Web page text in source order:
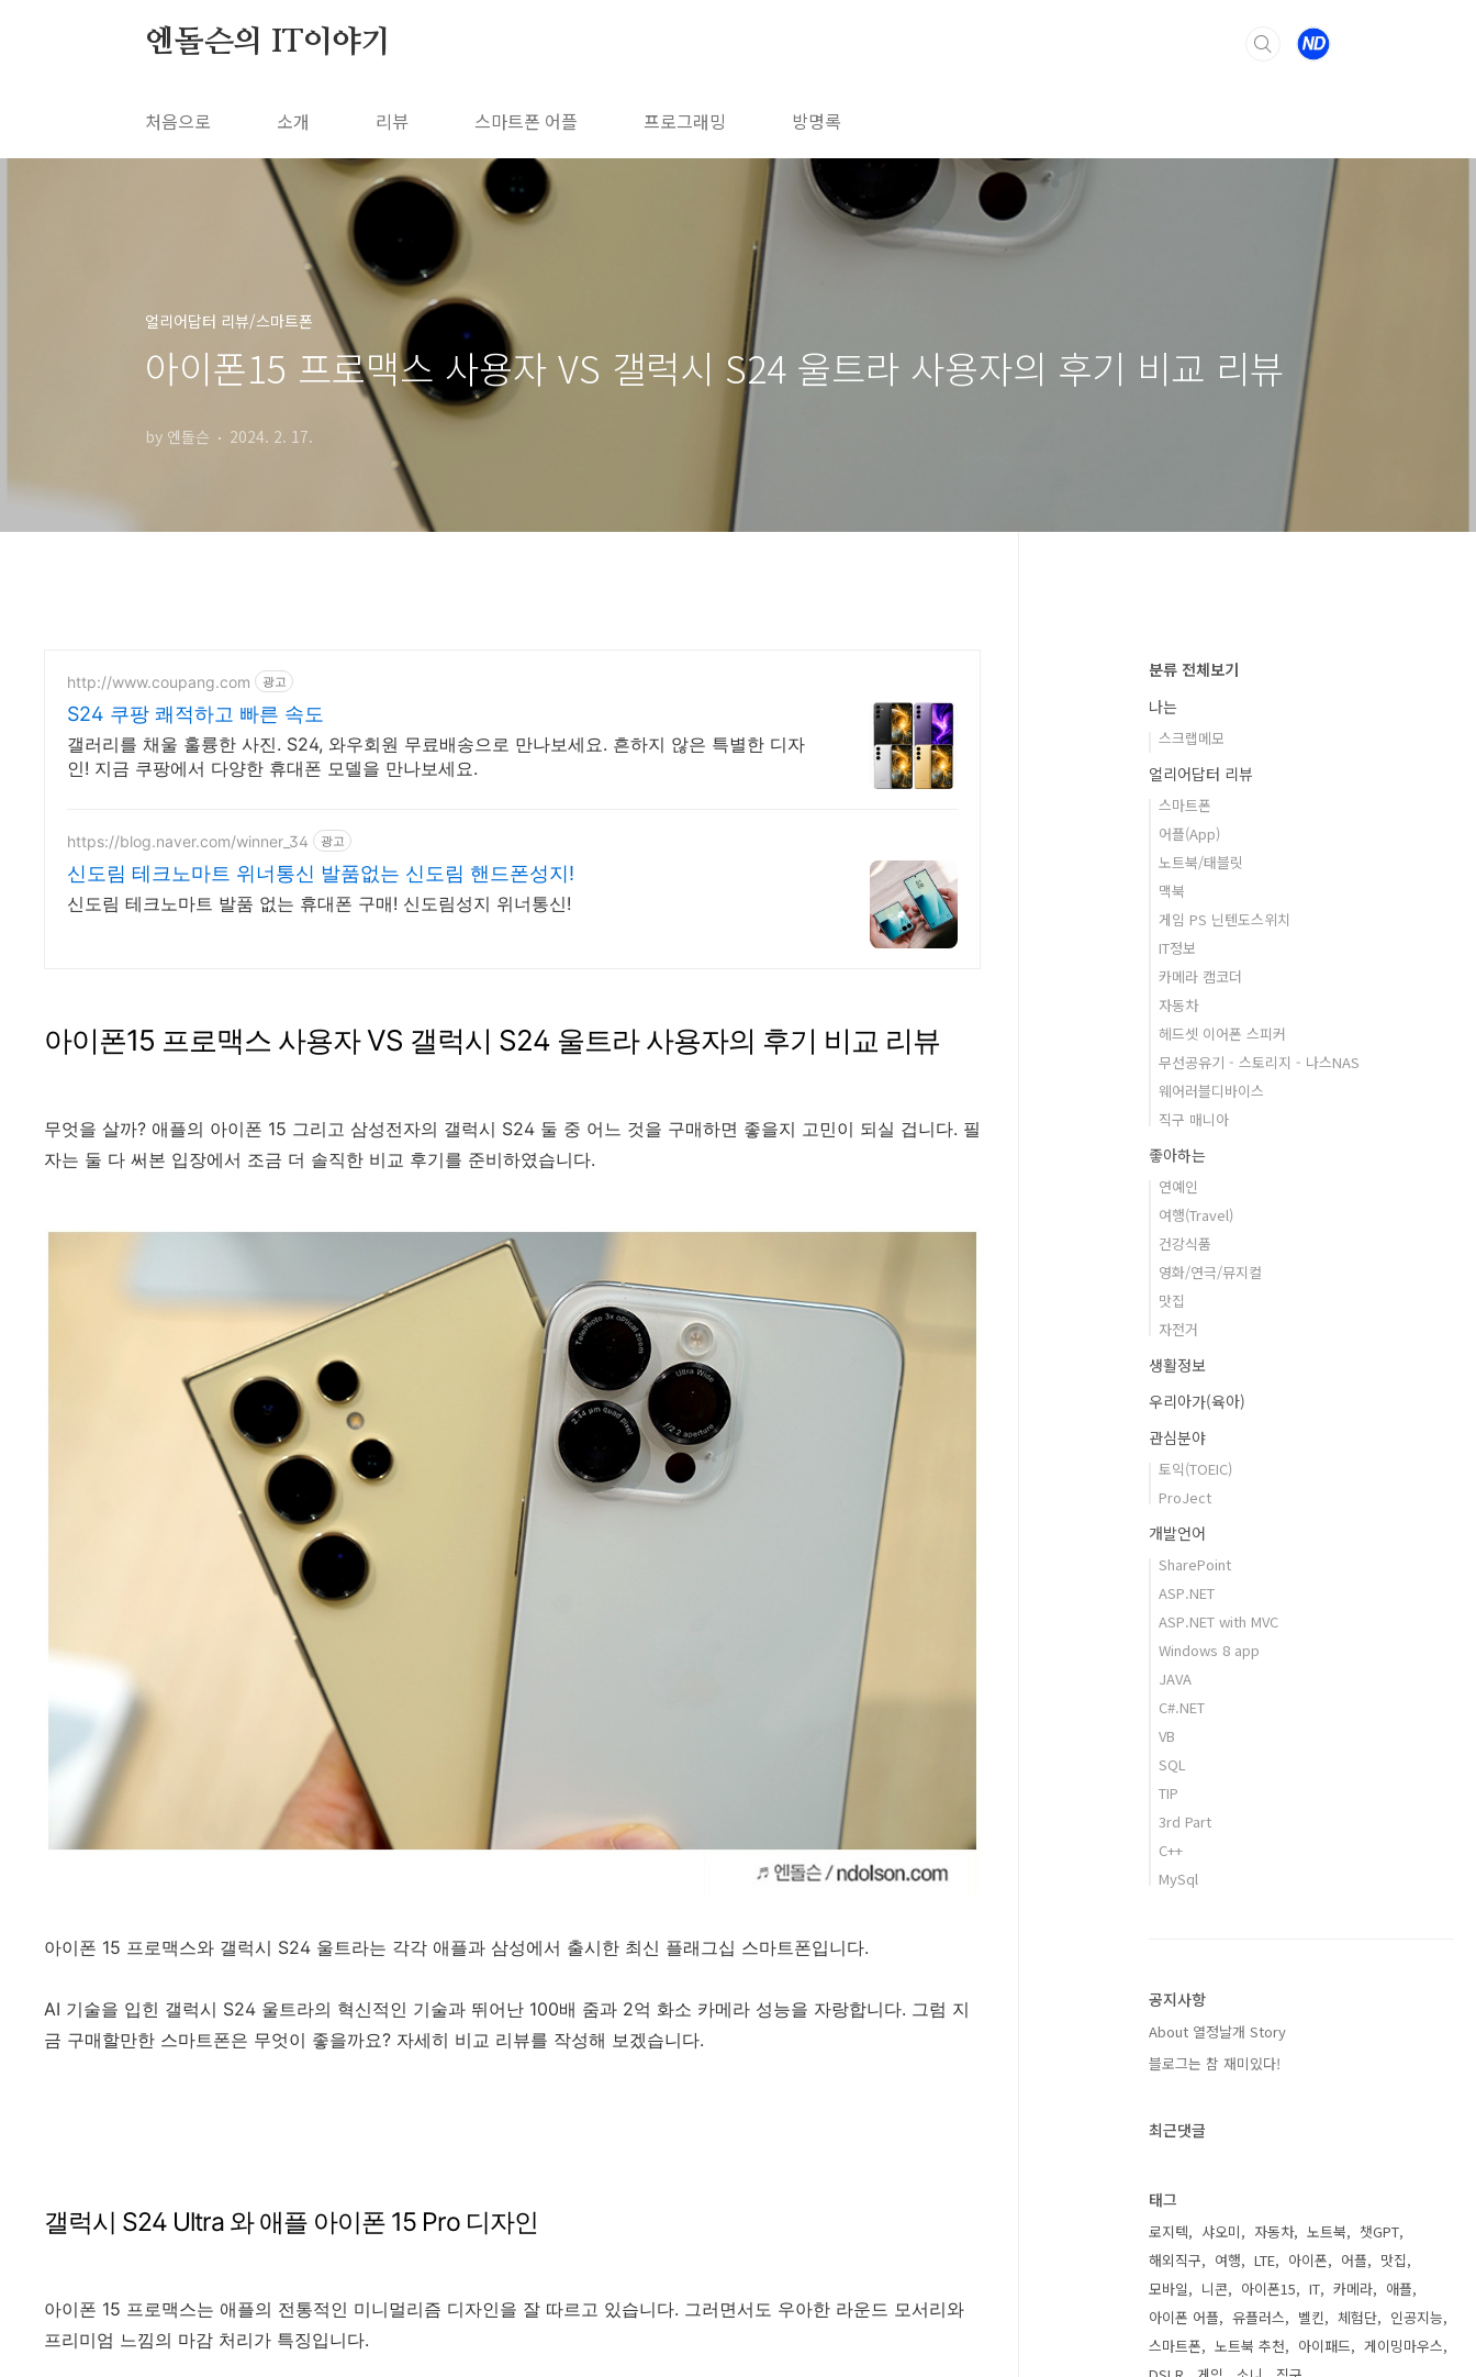
엔돌슨의 IT이야기
처음으로 소개 리뷰 스마트폰 어플 프로그래밍 방명록
얼리어답터 리뷰/스마트폰
아이폰15 프로맥스 사용자 VS 갤럭시 S24 울트라 사용자의 후기 비교 리뷰
by 엔돌슨 2024. 2. 17.
http://www.coupang.com 광고
S24 쿠팡 쾌적하고 빠른 속도
갤러리를 채울 훌륭한 사진. S24, 와우회원 무료배송으로 만나보세요. 흔하지 않은 특별한 디자
인! 지금 쿠팡에서 다양한 휴대폰 모델을 만나보세요.
https://blog.naver.com/winner_34 광고
신도림 테크노마트 위너통신 발품없는 신도림 핸드폰성지!
신도림 테크노마트 발품 없는 휴대폰 구매! 신도림성지 위너통신!
아이폰15 프로맥스 사용자 VS 갤럭시 S24 울트라 사용자의 후기 비교 리뷰
무엇을 살까? 애플의 아이폰 15 그리고 삼성전자의 갤럭시 S24 둘 중 어느 것을 구매하면 좋을지 고민이 되실 겁니다. 필
자는 둘 다 써본 입장에서 조금 더 솔직한 비교 후기를 준비하였습니다.
아이폰 15 프로맥스와 갤럭시 S24 울트라는 각각 애플과 삼성에서 출시한 최신 플래그십 스마트폰입니다.
AI 기술을 입힌 갤럭시 S24 울트라의 혁신적인 기술과 뛰어난 100배 줌과 2억 화소 카메라 성능을 자랑합니다. 그럼 지
금 구매할만한 스마트폰은 무엇이 좋을까요? 자세히 비교 리뷰를 작성해 보겠습니다.
갤럭시 S24 Ultra 와 애플 아이폰 15 Pro 디자인
아이폰 15 프로맥스는 애플의 전통적인 미니멀리즘 디자인을 잘 따르고 있습니다. 그러면서도 우아한 라운드 모서리와
프리미엄 느낌의 마감 처리가 특징입니다.
분류 전체보기
나는
스크랩메모
얼리어답터 리뷰
스마트폰
어플(App)
노트북/태블릿
맥북
게임 PS 닌텐도스위치
IT정보
카메라 캠코더
자동차
헤드셋 이어폰 스피커
무선공유기 - 스토리지 - 나스NAS
웨어러블디바이스
직구 매니아
좋아하는
연예인
여행(Travel)
건강식품
영화/연극/뮤지컬
맛집
자전거
생활정보
우리아가(육아)
관심분야
토익(TOEIC)
ProJect
개발언어
SharePoint
ASP.NET
ASP.NET with MVC
Windows 8 app
JAVA
C#.NET
VB
SQL
TIP
3rd Part
C++
MySql
공지사항
About 열정날개 Story
블로그는 참 재미있다!
최근댓글
태그
로지텍 샤오미 자동차 노트북
챗GPT
해외직구
여행 LTE 아이폰 어플
맛집
모바일
니콘 아이폰15 IT 카메라
애플
아이폰 어플
유플러스 벨킨 체험단
인공지능
스마트폰
노트북 추천 아이패드
게이밍마우스